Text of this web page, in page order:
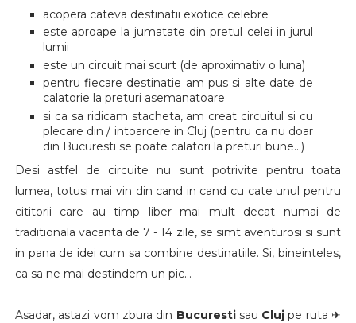
acopera cateva destinatii exotice celebre
este aproape la jumatate din pretul celei in jurul
lumii
este un circuit mai scurt (de aproximativ o luna)
pentru fiecare destinatie am pus si alte date de
calatorie la preturi asemanatoare
si ca sa ridicam stacheta, am creat circuitul si cu
plecare din / intoarcere in Cluj (pentru ca nu doar
din Bucuresti se poate calatori la preturi bune...)
Desi astfel de circuite nu sunt potrivite pentru toata
lumea, totusi mai vin din cand in cand cu cate unul pentru
cititorii care au timp liber mai mult decat numai de
traditionala vacanta de 7 - 14 zile, se simt aventurosi si sunt
in pana de idei cum sa combine destinatiile. Si, bineinteles,
ca sa ne mai destindem un pic...
Asadar, astazi vom zbura din Bucuresti sau Cluj pe ruta ✈